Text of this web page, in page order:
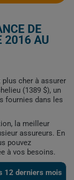
DE
2016 AU
plus cher à assurer
(1389 $), un
fournies dans les
la meilleur
assureurs. En
pouvez
à vos besoins.
12 derniers mois